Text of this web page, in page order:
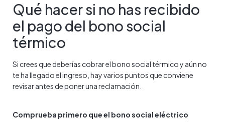
Qué hacer si no has recibido
el pago del bono social
térmico
Si crees que deberías cobrar el bono social térmico y aún no
te ha llegado el ingreso, hay varios puntos que conviene
revisar antes de poner una reclamación.
Comprueba primero que el bono social eléctrico